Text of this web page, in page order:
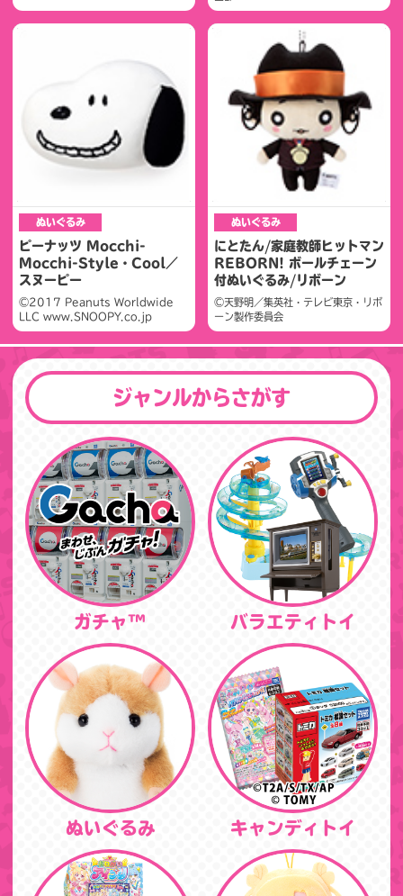
ぬいぐるみ
ピーナッツ Mocchi-
Mocchi-Style・Cool／
スヌーピー
©2017 Peanuts Worldwide
LLC www.SNOOPY.co.jp
ぬいぐるみ
にとたん/家庭教師ヒットマン
REBORN! ボールチェーン
付ぬいぐるみ/リボーン
©天野明／集英社・テレビ東京・リボ
ーン製作委員会
ジャンルからさがす
ガチャ™ バラエティトイ
ぬいぐるみ キャンディトイ